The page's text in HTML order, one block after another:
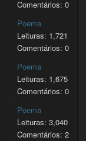
Comentários: 0
Poema
Leituras: 1,721
Comentários: 0
Poema
Leituras: 1,675
Comentários: 0
Poema
Leituras: 3,040
Comentários: 2